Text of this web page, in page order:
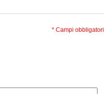
* Campi obbligatori